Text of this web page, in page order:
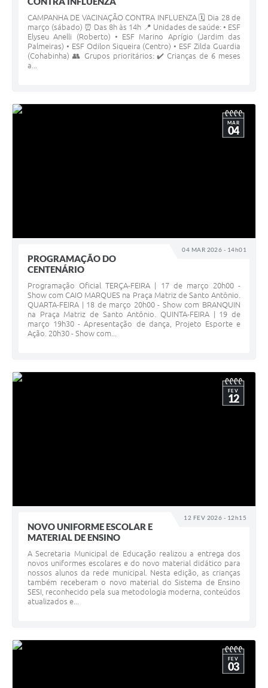
CAMPANHA DE VACINAÇÃO CONTRA INFLUENZA 🗓 Dia 28 de
março (sábado) ⏰ Das 8h às 14h 📍 Unidades de saúde: • ESF
Elyseu Anelli (Roberto) • ESF Marino Aprígio (Jardim das
Palmeiras) • ESF Odilon Siqueira (Centro) • ESF Zilda Guardia
(Cohabinha) 👥 Grupos prioritários: ✔️ Crianças de 6 meses
a...
04 MAR 2026 - 14h01
MAR
04
PROGRAMAÇÃO DO
CENTENÁRIO
Programação Oficial TERÇA-FEIRA | 17 de março 20h00 -
Show com CAIO MARQUES na Praça Matriz de Santo Antônio.
QUARTA-FEIRA | 18 de março 20h00 - Show com BRANQUIN
na Praça Matriz de Santo Antônio. QUINTA-FEIRA | 19 de
março 19h30 - Apresentação de dança, Projeto Esporte e
Ação. 20h30 - Show com...
12 FEV 2026 - 12h15
FEV
12
NOVO UNIFORME ESCOLAR E
MATERIAL DE ENSINO
A Secretaria Municipal de Educação realizou a entrega dos
novos uniformes escolares e do novo material didático para
nossos alunos da rede municipal. Nesta edição, as crianças
também receberam o novo material do Sistema de Ensino
SESI, reconhecido pela sua metodologia moderna, conteúdos
atualizados e...
FEV
03